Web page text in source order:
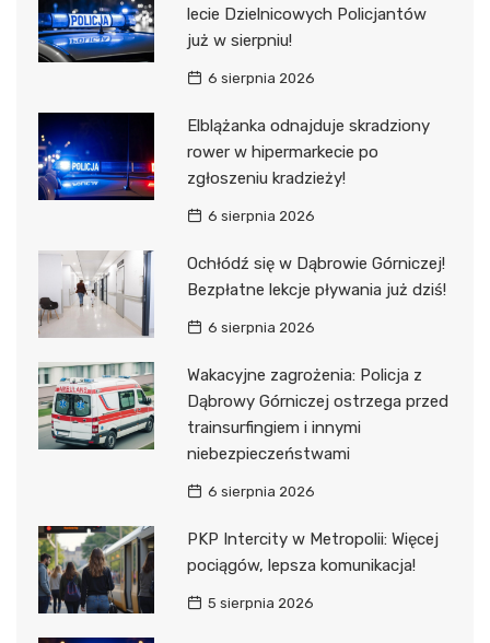
lecie Dzielnicowych Policjantów
już w sierpniu!
6 sierpnia 2026
Elblążanka odnajduje skradziony
rower w hipermarkecie po
zgłoszeniu kradzieży!
6 sierpnia 2026
Ochłódź się w Dąbrowie Górniczej!
Bezpłatne lekcje pływania już dziś!
6 sierpnia 2026
Wakacyjne zagrożenia: Policja z
Dąbrowy Górniczej ostrzega przed
trainsurfingiem i innymi
niebezpieczeństwami
6 sierpnia 2026
PKP Intercity w Metropolii: Więcej
pociągów, lepsza komunikacja!
5 sierpnia 2026